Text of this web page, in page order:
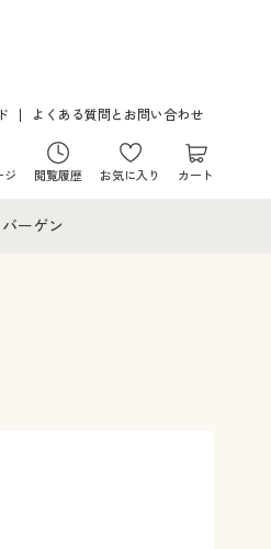
よくある質問とお問い合わせ
ジ 閲覧履歴 お気に入り カート
バーゲン